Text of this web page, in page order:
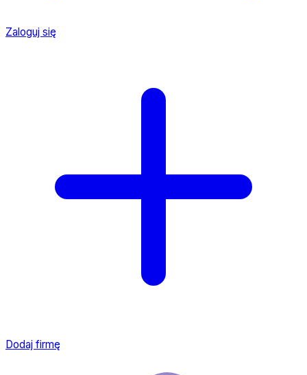
Zaloguj się
Dodaj firmę